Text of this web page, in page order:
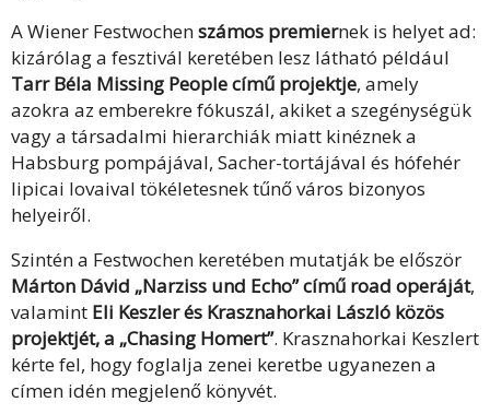
A Wiener Festwochenszámos premiernek is helyet ad:
kizárólag a fesztivál keretében lesz látható például
Tarr Béla Missing People című projektje, amely
azokra az emberekre fókuszál, akiket a szegénységük
vagy a társadalmi hierarchiák miatt kinéznek a
Habsburg pompájával, Sacher-tortájával és hófehér
lipicai lovaival tökéletesnek tűnő város bizonyos
helyeiről.
Szintén a Festwochen keretében mutatják be először
Márton Dávid „Narziss und Echo” című road operáját,
valamint Eli Keszler és Krasznahorkai László közös
projektjét, a „Chasing Homert”. Krasznahorkai Keszlert
kérte fel, hogy foglalja zenei keretbe ugyanezen a
címen idén megjelenő könyvét.